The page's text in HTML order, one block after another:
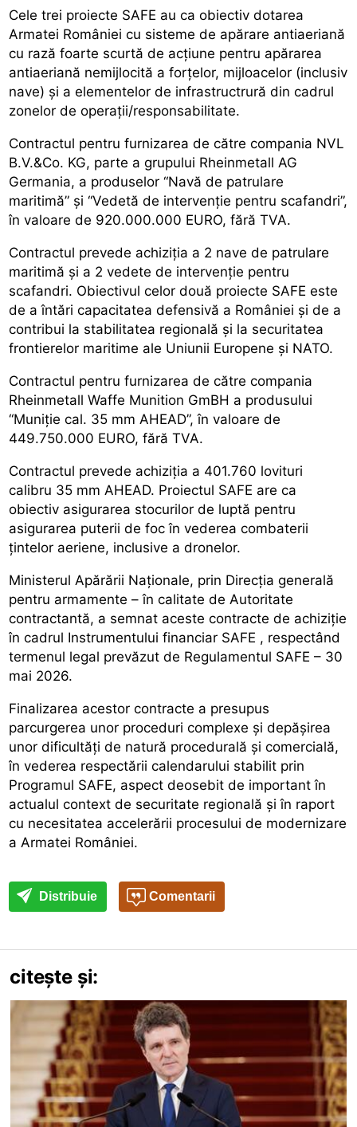
Cele trei proiecte SAFE au ca obiectiv dotarea
Armatei României cu sisteme de apărare antiaeriană
cu rază foarte scurtă de acțiune pentru apărarea
antiaeriană nemijlocită a forțelor, mijloacelor (inclusiv
nave) și a elementelor de infrastructrură din cadrul
zonelor de operații/responsabilitate.
Contractul pentru furnizarea de către compania NVL
B.V.&Co. KG, parte a grupului Rheinmetall AG
Germania, a produselor “Navă de patrulare
maritimă” și “Vedetă de intervenție pentru scafandri”,
în valoare de 920.000.000 EURO, fără TVA.
Contractul prevede achiziția a 2 nave de patrulare
maritimă și a 2 vedete de intervenție pentru
scafandri. Obiectivul celor două proiecte SAFE este
de a întări capacitatea defensivă a României și de a
contribui la stabilitatea regională și la securitatea
frontierelor maritime ale Uniunii Europene și NATO.
Contractul pentru furnizarea de către compania
Rheinmetall Waffe Munition GmBH a produsului
“Muniție cal. 35 mm AHEAD”, în valoare de
449.750.000 EURO, fără TVA.
Contractul prevede achiziția a 401.760 lovituri
calibru 35 mm AHEAD. Proiectul SAFE are ca
obiectiv asigurarea stocurilor de luptă pentru
asigurarea puterii de foc în vederea combaterii
țintelor aeriene, inclusive a dronelor.
Ministerul Apărării Naționale, prin Direcția generală
pentru armamente – în calitate de Autoritate
contractantă, a semnat aceste contracte de achiziție
în cadrul Instrumentului financiar SAFE , respectând
termenul legal prevăzut de Regulamentul SAFE – 30
mai 2026.
Finalizarea acestor contracte a presupus
parcurgerea unor proceduri complexe și depășirea
unor dificultăți de natură procedurală și comercială,
în vederea respectării calendarului stabilit prin
Programul SAFE, aspect deosebit de important în
actualul context de securitate regională și în raport
cu necesitatea accelerării procesului de modernizare
a Armatei României.
Distribuie Comentarii
citește și: